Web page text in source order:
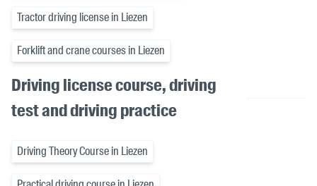
Tractor driving license in Liezen
Forklift and crane courses in Liezen
Driving license course, driving
test and driving practice
Driving Theory Course in Liezen